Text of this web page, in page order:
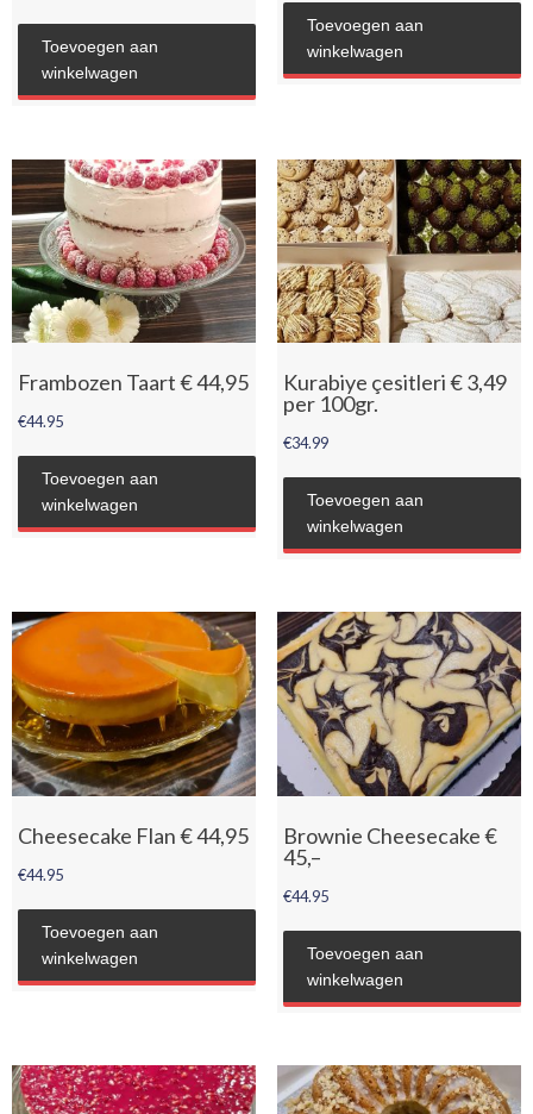
Toevoegen aan
winkelwagen
Toevoegen aan
winkelwagen
Frambozen Taart € 44,95
€44.95
Toevoegen aan
winkelwagen
Kurabiye çesitleri € 3,49
per 100gr.
€34.99
Toevoegen aan
winkelwagen
Cheesecake Flan € 44,95
€44.95
Toevoegen aan
winkelwagen
Brownie Cheesecake €
45,–
€44.95
Toevoegen aan
winkelwagen